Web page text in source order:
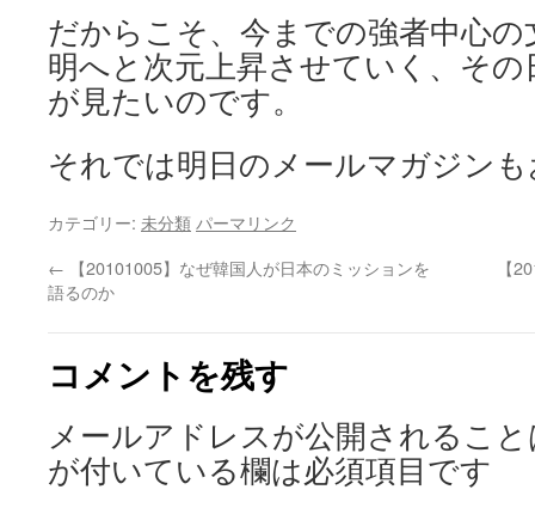
だからこそ、今までの強者中心
明へと次元上昇させていく、そ
が見たいのです。
それでは明日のメールマガジン
カテゴリー: 未分類 パーマリンク
← 【20101005】なぜ韓国人が日本のミッションを
語るのか
【
コメントを残す
メールアドレスが公開されるこ
が付いている欄は必須項目です